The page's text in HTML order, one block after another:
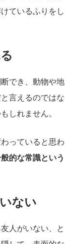
ているふりをし
でき、動物や地
言えるのではな
しれません。
っていると思わ
的な常識という
ない
人がいない、と